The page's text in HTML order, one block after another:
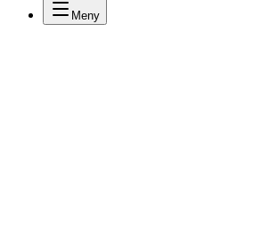
Meny